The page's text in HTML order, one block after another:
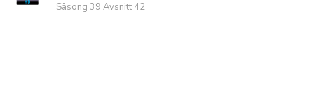
Säsong 39 Avsnitt 42